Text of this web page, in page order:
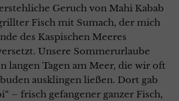
Geruch von Mahi Kabab
Fisch mit Sumach, der mich
des Kaspischen Meeres
Unsere Sommerurlaube
langen Tagen am Meer, die wir oft
ausklingen ließen. Dort gab
– frisch gefangener ganzer Fisch,